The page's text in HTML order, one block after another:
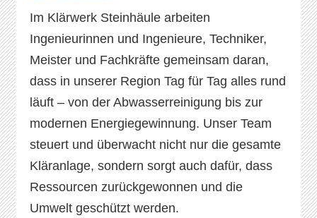
Im Klärwerk Steinhäule arbeiten
Ingenieurinnen und Ingenieure, Techniker,
Meister und Fachkräfte gemeinsam daran,
dass in unserer Region Tag für Tag alles rund
läuft – von der Abwasserreinigung bis zur
modernen Energiegewinnung. Unser Team
steuert und überwacht nicht nur die gesamte
Kläranlage, sondern sorgt auch dafür, dass
Ressourcen zurückgewonnen und die
Umwelt geschützt werden.